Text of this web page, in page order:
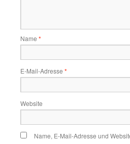
Name *
E-Mail-Adresse *
Website
Name, E-Mail-Adresse und